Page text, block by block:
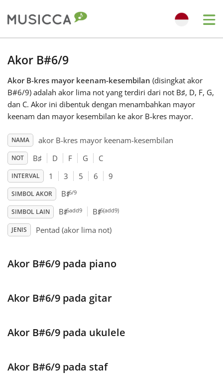
Български
Dansk
English
Español
Italiano
日本語
Akor B#6/9
Akor B-kres mayor keenam-kesembilan (disingkat akor
B#6/9) adalah akor lima not yang terdiri dari not B♯, D, F, G,
dan C. Akor ini dibentuk dengan menambahkan mayor
keenam dan mayor kesembilan ke akor B-kres mayor.
NAMA akor B-kres mayor keenam-kesembilan
NOT B♯ D F G C
INTERVAL 1 3 5 6 9
SIMBOL AKOR B♯6/9
SIMBOL LAIN B♯6add9 B♯6(add9)
JENIS Pentad (akor lima not)
Akor B#6/9 pada piano
Akor B#6/9 pada gitar
Akor B#6/9 pada ukulele
Akor B#6/9 pada staf